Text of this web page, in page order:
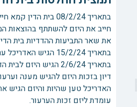
חייב את היזם להשתתף בהוצאות
את שאר התביעות ההדדיות בית
בתאריך 15/2/24 הגיש האדריכל ערעור כנגד החלטת בית הדין בשני הפרוייקטים.
בתאריך 2/6/24 הגיש היזם לבית הדין מענה לערעור ובתוכו גם ערעור נגדי.
דיון בזכות היזם להגיש מענה
האדריכל טען שהיות והיזם הגיש
עומדת ליזם זכות הערעור.